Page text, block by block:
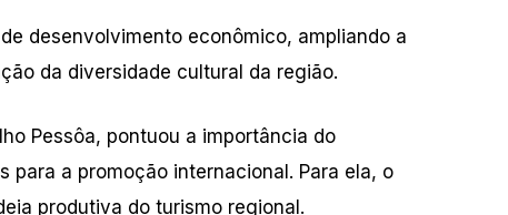
desenvolvimento econômico, ampliando a
da diversidade cultural da região.
Pessôa, pontuou a importância do
a promoção internacional. Para ela, o
produtiva do turismo regional.